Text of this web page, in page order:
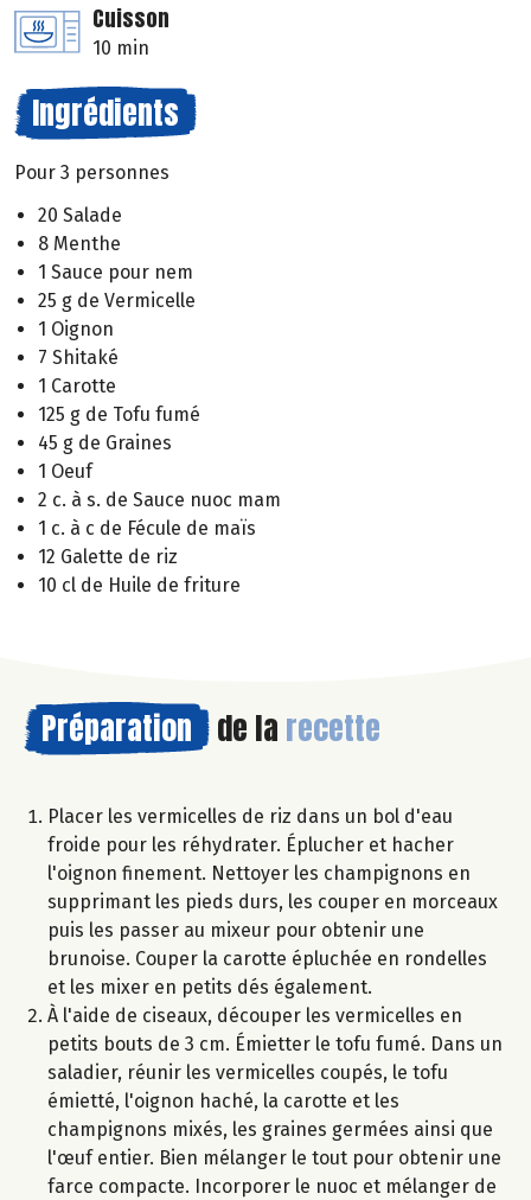
Cuisson
10 min
Ingrédients
Pour 3 personnes
20 Salade
8 Menthe
1 Sauce pour nem
25 g de Vermicelle
1 Oignon
7 Shitaké
1 Carotte
125 g de Tofu fumé
45 g de Graines
1 Oeuf
2 c. à s. de Sauce nuoc mam
1 c. à c de Fécule de maïs
12 Galette de riz
10 cl de Huile de friture
Préparation de la recette
Placer les vermicelles de riz dans un bol d'eau
froide pour les réhydrater. Éplucher et hacher
l'oignon finement. Nettoyer les champignons en
supprimant les pieds durs, les couper en morceaux
puis les passer au mixeur pour obtenir une
brunoise. Couper la carotte épluchée en rondelles
et les mixer en petits dés également.
À l'aide de ciseaux, découper les vermicelles en
petits bouts de 3 cm. Émietter le tofu fumé. Dans un
saladier, réunir les vermicelles coupés, le tofu
émietté, l'oignon haché, la carotte et les
champignons mixés, les graines germées ainsi que
l'œuf entier. Bien mélanger le tout pour obtenir une
farce compacte. Incorporer le nuoc et mélanger de